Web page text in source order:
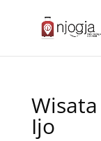
Ijo